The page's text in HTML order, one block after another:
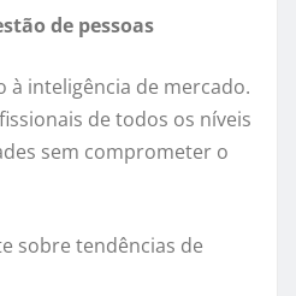
de pessoas
à inteligência de mercado.
de todos os níveis
sem comprometer o
sobre tendências de